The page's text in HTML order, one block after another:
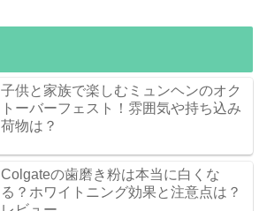
子供と家族で楽しむミュンヘンのオク
トーバーフェスト！雰囲気や持ち込み
荷物は？
Colgateの歯磨き粉は本当に白くな
る？ホワイトニング効果と注意点は？